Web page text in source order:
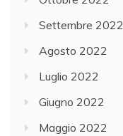
Settembre 2022
Agosto 2022
Luglio 2022
Giugno 2022
Maggio 2022